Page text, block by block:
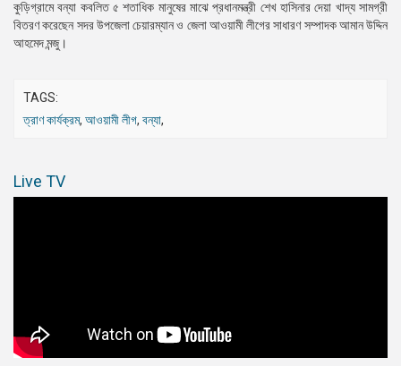
কুড়িগ্রামে বন্যা কবলিত ৫ শতাধিক মানুষের মাঝে প্রধানমন্ত্রী শেখ হাসিনার দেয়া খাদ্য সামগ্রী
বিতরণ করেছেন সদর উপজেলা চেয়ারম্যান ও জেলা আওয়ামী লীগের সাধারণ সম্পাদক আমান উদ্দিন
আহমেদ মন্জু।
TAGS:
ত্রাণ কার্যক্রম, আওয়ামী লীগ, বন্যা,
Live TV